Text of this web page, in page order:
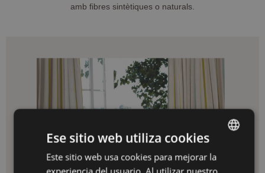
amb fibres sintètiques o naturals.
SPANISH
Ese sitio web utiliza cookies
Este sitio web usa cookies para mejorar la